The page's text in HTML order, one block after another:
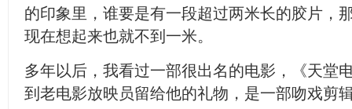
的印象里，谁要是有一段超过两米长的胶片，
现在想起来也就不到一米。
多年以后，我看过一部很出名的电影，《天堂
到老电影放映员留给他的礼物，是一部吻戏剪